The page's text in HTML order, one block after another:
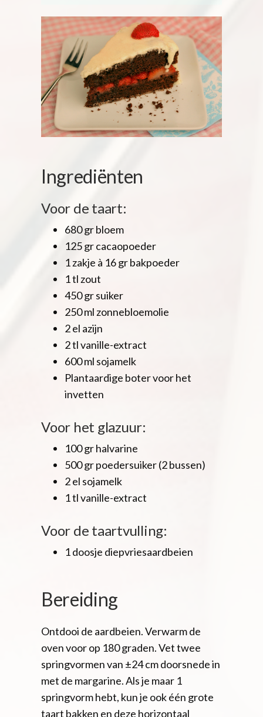
Ingrediënten
Voor de taart:
680 gr bloem
125 gr cacaopoeder
1 zakje à 16 gr bakpoeder
1 tl zout
450 gr suiker
250 ml zonnebloemolie
2 el azijn
2 tl vanille-extract
600 ml sojamelk
Plantaardige boter voor het
invetten
Voor het glazuur:
100 gr halvarine
500 gr poedersuiker (2 bussen)
2 el sojamelk
1 tl vanille-extract
Voor de taartvulling:
1 doosje diepvriesaardbeien
Bereiding
Ontdooi de aardbeien. Verwarm de
oven voor op 180 graden. Vet twee
springvormen van ±24 cm doorsnede in
met de margarine. Als je maar 1
springvorm hebt, kun je ook één grote
taart bakken en deze horizontaal